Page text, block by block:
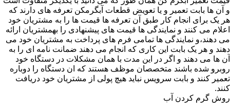
و آن ها بابت تعمیر و یا تعویض قطعات آبگرمکن تعرفه های دارند که
هر یک برای انجام کار طبق آن تعرفه ها قیمت ها را به مشتریان خود
اعلام می کنند و نمایندگی ها قیمت های پیشنهادی را بهمشتریان ارائه
می دهند،و نمایندگی ها تمامی فرم های پرداخت به مشتریان خود می
دهند و هر یک بابت این کاری که انجام می دهند ضمانت نامه ای را به
آن ها می دهند و اگر در این مدت با همان مشکلات در دستگاه خود
روبرو شده باشند متخصصان موظف هستند که ان دستگاه را دوباره
تعمیر کنند و بابت سرویس نباید هیچ پولی از مشتریان خود دریافت
کنند.
روش گرم کردن آب